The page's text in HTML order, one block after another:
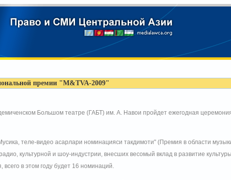
премии "M&TVA-2009"
Большом театре (ГАБТ) им. А. Навои пройдет ежегодная
теле-видео асарлари номинацияси такдимоти" (Премия в области
культурной и шоу-индустрии, внесших весомый вклад в развитие
в этом году будет 16 номинаций.